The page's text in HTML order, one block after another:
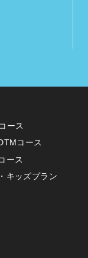
ース
コース
ース
キッズプラン